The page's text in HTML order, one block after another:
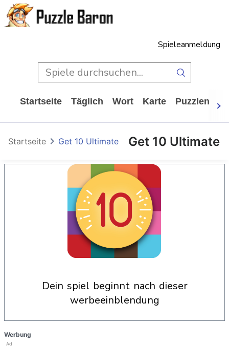
Spieleanmeldung
Startseite Täglich Wort Karte Puzzlen
Get 10 Ultimate
Startseite Get 10 Ultimate
dein spiel beginnt nach dieser
werbeeinblendung
Werbung
Ad